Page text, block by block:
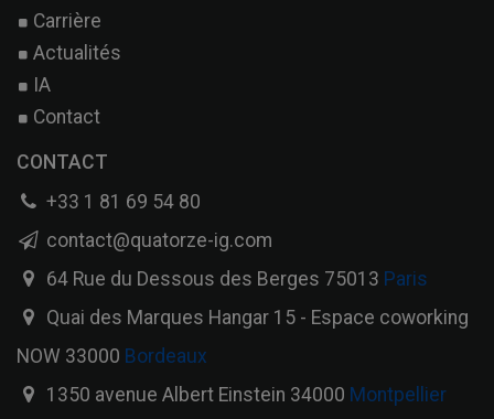
Carrière
Actualités
IA
Contact
CONTACT
+33 1 81 69 54 80
contact@quatorze-ig.com
64 Rue du Dessous des Berges 75013 Paris
Quai des Marques Hangar 15 - Espace coworking
NOW 33000 Bordeaux
1350 avenue Albert Einstein 34000 Montpellier